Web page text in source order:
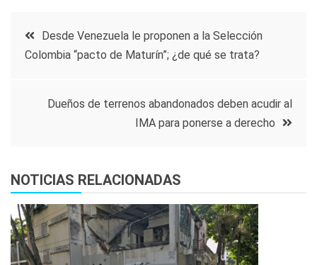
Navegación
entradas
Desde Venezuela le proponen a la Selección
Colombia “pacto de Maturín”; ¿de qué se trata?
Dueños de terrenos abandonados deben acudir al
IMA para ponerse a derecho
NOTICIAS RELACIONADAS